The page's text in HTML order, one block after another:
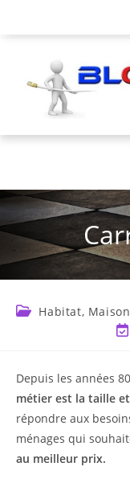
Habitat,
Depuis les années
métier est la taille
répondre aux
ménages qui
au meilleur prix.